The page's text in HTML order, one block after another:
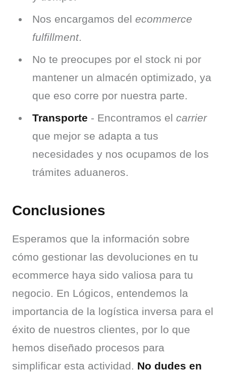
Nos encargamos del ecommerce
fulfillment.
No te preocupes por el stock ni por
mantener un almacén optimizado, ya
que eso corre por nuestra parte.
Transporte - Encontramos el carrier
que mejor se adapta a tus
necesidades y nos ocupamos de los
trámites aduaneros.
Conclusiones
Esperamos que la información sobre
cómo gestionar las devoluciones en tu
ecommerce haya sido valiosa para tu
negocio. En Lógicos, entendemos la
importancia de la logística inversa para el
éxito de nuestros clientes, por lo que
hemos diseñado procesos para
simplificar esta actividad. No dudes en